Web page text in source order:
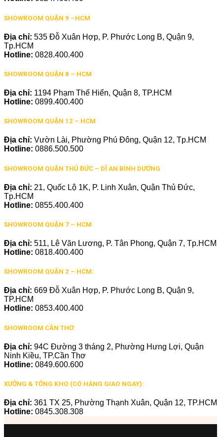
SHOWROOM QUẬN 9 –HCM
Địa chỉ: 535 Đỗ Xuân Hợp, P. Phước Long B, Quận 9,
Tp.HCM
Hotline: 0828.400.400
SHOWROOM QUẬN 8 – HCM
Địa chỉ: 1194 Phạm Thế Hiển, Quận 8, TP.HCM
Hotline: 0899.400.400
SHOWROOM QUẬN 12 – HCM
Địa chỉ: Vườn Lài, Phường Phú Đông, Quận 12, Tp.HCM
Hotline: 0886.500.500
SHOWROOM QUẬN THỦ ĐỨC – DĨ AN BÌNH DƯƠNG
Địa chỉ: 21, Quốc Lộ 1K, P. Linh Xuân, Quận Thủ Đức,
Tp.HCM
Hotline: 0855.400.400
SHOWROOM QUẬN 7 – HCM
Địa chỉ: 511, Lê Văn Lương, P. Tân Phong, Quận 7, Tp.HCM
Hotline: 0818.400.400
SHOWROOM QUẬN 2 – HCM:
Địa chỉ: 669 Đỗ Xuân Hợp, P. Phước Long B, Quận 9,
TP.HCM
Hotline: 0853.400.400
SHOWROOM CẦN THƠ:
Địa chỉ: 94C Đường 3 tháng 2, Phường Hưng Lợi, Quận
Ninh Kiều, TP.Cần Thơ
Hotline: 0849.600.600
XƯỞNG & TỔNG KHO (CÓ HÀNG GIAO NGAY):
Địa chỉ: 361 TX 25, Phường Thạnh Xuân, Quận 12, TP.HCM
Hotline: 0845.308.308